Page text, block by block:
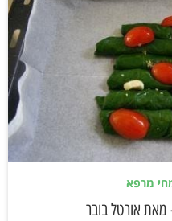
מרפא
אורטל בובר